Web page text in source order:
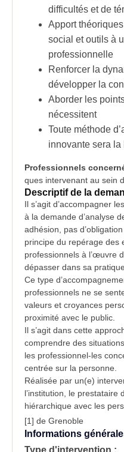
difficultés et de
Apport
social et outils à
professionnelle
Renforcer la
développer la
Aborder les
nécessitent
Toute méthode
innovante sera
Professionnels
ques intervenant au sein
Descriptif de la
Il s’agit d’accompagner
à la demande d’analyse
adhésion, pas
principe du repérage des
professionnels à l’œuvre
dépasser dans sa
Ce type
professionnels ne se
valeurs et croyances
proximité avec le public.
Il s’agit dans cette
comprendre des
les professionnel-les
centrée sur la personne.
Réalisée par un(e)
l’institution, le prestataire
hiérarchique avec les
[1] de Grenoble
Informations